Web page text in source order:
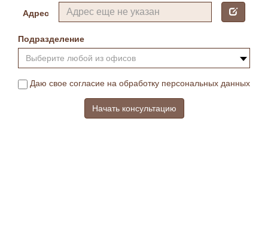
Адрес
Подразделение
Выберите любой из офисов
Даю свое согласие на обработку персональных данных
Начать консультацию